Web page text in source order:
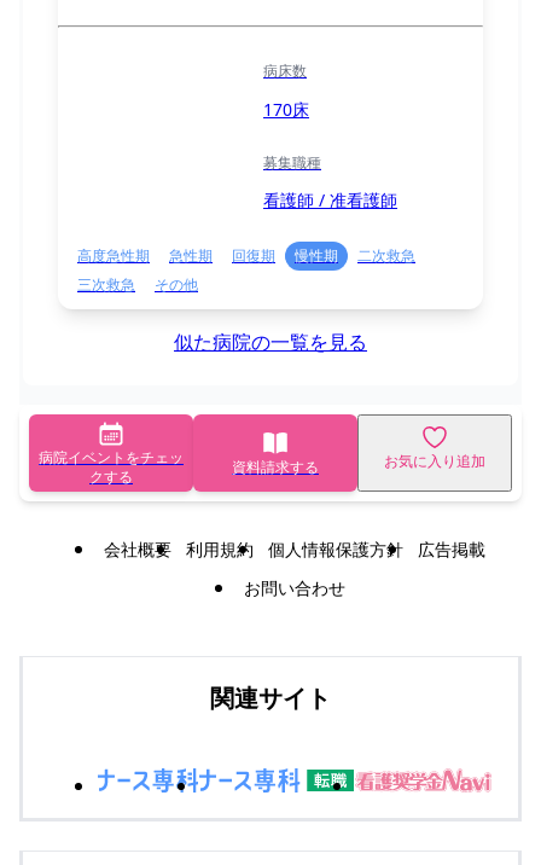
病床数
170床
募集職種
看護師 / 准看護師
高度急性期 急性期 回復期 慢性期
二次救急
三次救急
その他
似た病院の一覧を見る
病院イベントをチェッ
クする
資料請求する お気に入り追加
会社概要 利用規約 個人情報保護方針
広告掲載
お問い合わせ
関連サイト